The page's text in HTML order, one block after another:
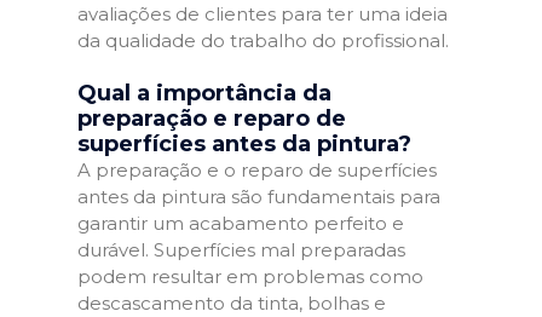
avaliações de clientes para ter uma ideia
da qualidade do trabalho do profissional.
Qual a importância da
preparação e reparo de
superfícies antes da pintura?
A preparação e o reparo de superfícies
antes da pintura são fundamentais para
garantir um acabamento perfeito e
durável. Superfícies mal preparadas
podem resultar em problemas como
descascamento da tinta, bolhas e